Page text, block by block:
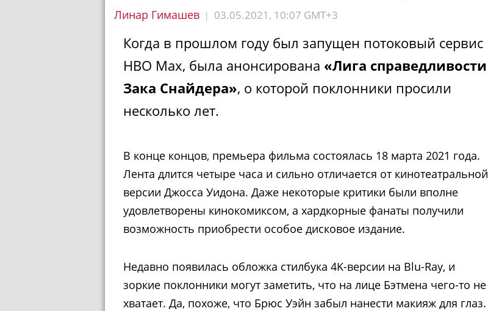
Линар Гимашев | 03.05.2021, 10:07 GMT+3
Когда в прошлом году был запущен потоковый сервис
HBO Max, была анонсирована «Лига справедливости
Зака Снайдера», о которой поклонники просили
несколько лет.
В конце концов, премьера фильма состоялась 18 марта 2021 года.
Лента длится четыре часа и сильно отличается от кинотеатральной
версии Джосса Уидона. Даже некоторые критики были вполне
удовлетворены кинокомиксом, а хардкорные фанаты получили
возможность приобрести особое дисковое издание.
Недавно появилась обложка стилбука 4K-версии на Blu-Ray, и
зоркие поклонники могут заметить, что на лице Бэтмена чего-то не
хватает. Да, похоже, что Брюс Уэйн забыл нанести макияж для глаз.